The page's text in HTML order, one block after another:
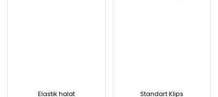
Elastik halat Standart Klips